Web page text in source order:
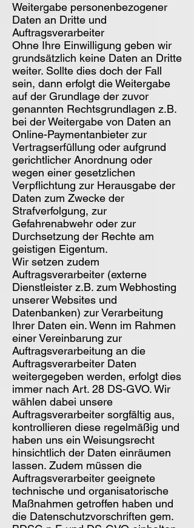
Weitergabe personenbezogener
Daten an Dritte und
Auftragsverarbeiter
Ohne Ihre Einwilligung geben wir
grundsätzlich keine Daten an Dritte
weiter. Sollte dies doch der Fall
sein, dann erfolgt die Weitergabe
auf der Grundlage der zuvor
genannten Rechtsgrundlagen z.B.
bei der Weitergabe von Daten an
Online-Paymentanbieter zur
Vertragserfüllung oder aufgrund
gerichtlicher Anordnung oder
wegen einer gesetzlichen
Verpflichtung zur Herausgabe der
Daten zum Zwecke der
Strafverfolgung, zur
Gefahrenabwehr oder zur
Durchsetzung der Rechte am
geistigen Eigentum.
Wir setzen zudem
Auftragsverarbeiter (externe
Dienstleister z.B. zum Webhosting
unserer Websites und
Datenbanken) zur Verarbeitung
Ihrer Daten ein. Wenn im Rahmen
einer Vereinbarung zur
Auftragsverarbeitung an die
Auftragsverarbeiter Daten
weitergegeben werden, erfolgt dies
immer nach Art. 28 DS-GVO. Wir
wählen dabei unsere
Auftragsverarbeiter sorgfältig aus,
kontrollieren diese regelmäßig und
haben uns ein Weisungsrecht
hinsichtlich der Daten einräumen
lassen. Zudem müssen die
Auftragsverarbeiter geeignete
technische und organisatorische
Maßnahmen getroffen haben und
die Datenschutzvorschriften gem.